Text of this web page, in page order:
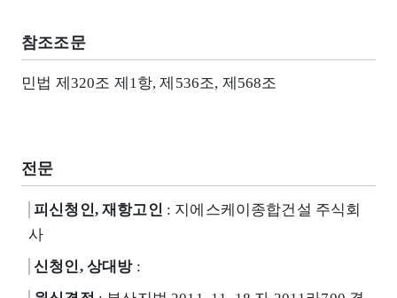
참조조문
민법 제320조 제1항, 제536조, 제568조
전문
피신청인, 재항고인 : 지에스케이종합건설 주식회
사
신청인, 상대방: